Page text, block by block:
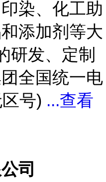
染、化工助
添加剂等大
研发、定制
全国统一电
号) ...查看
司